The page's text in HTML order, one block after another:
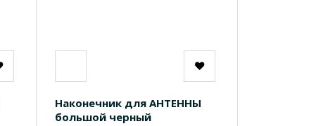
Наконечник для АНТЕННЫ
большой черный